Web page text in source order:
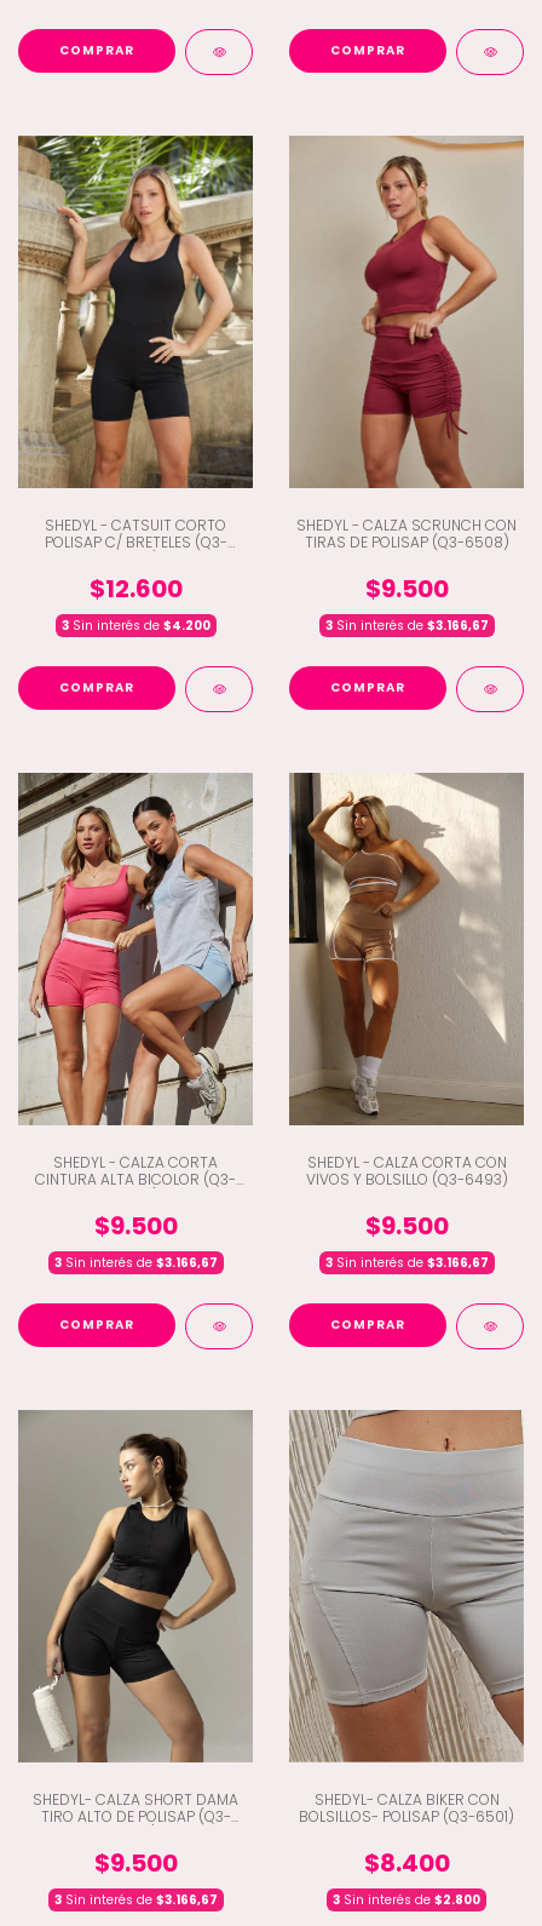
COMPRAR COMPRAR
SHEDYL - CATSUIT CORTO
POLISAP C/ BRETELES (Q3-
$12.600
3Sin interés de $4.200
COMPRAR
SHEDYL - CALZA SCRUNCH CON
TIRAS DE POLISAP (Q3-6508)
$9.500
3Sin interés de $3.166,67
COMPRAR
SHEDYL - CALZA CORTA
CINTURA ALTA BICOLOR (Q3-
$9.500
3Sin interés de $3.166,67
COMPRAR
SHEDYL - CALZA CORTA CON
VIVOS Y BOLSILLO (Q3-6493)
$9.500
3Sin interés de $3.166,67
COMPRAR
SHEDYL- CALZA SHORT DAMA
TIRO ALTO DE POLISAP (Q3-
$9.500
3Sin interés de $3.166,67
SHEDYL- CALZA BIKER CON
BOLSILLOS- POLISAP (Q3-6501)
$8.400
3 Sin interés de $2.800